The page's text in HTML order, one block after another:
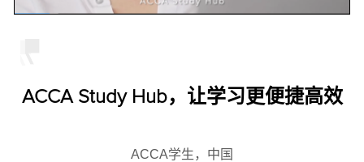
ACCA Study Hub，让学习更便捷高效
ACCA学生，中国